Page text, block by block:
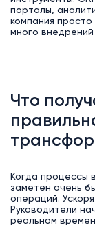
порталы,
компания
много
Что
Когда процессы
заметен очень
операций.
Руководители
реальном